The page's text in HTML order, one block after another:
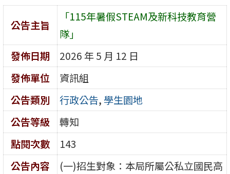
公告主旨
「115年暑假STEAM及新科技教育營
隊」
發佈日期
2026 年 5 月 12 日
發佈單位
資訊組
公告類別
行政公告, 學生園地
公告等級
轉知
點閱次數
143
公告內容
(一)招生對象：本局所屬公私立國民高